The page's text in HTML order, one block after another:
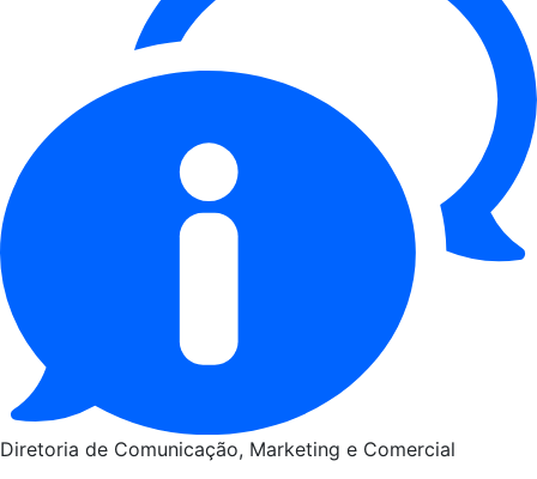
Diretoria de Comunicação, Marketing e Comercial